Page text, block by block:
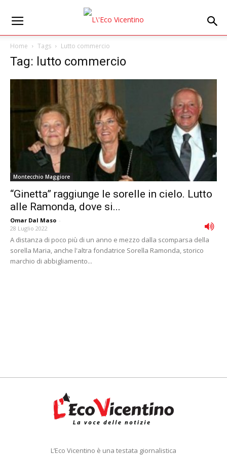
Home Tags Lutto commercio
Tag: lutto commercio
Montecchio Maggiore
“Ginetta” raggiunge le sorelle in cielo. Lutto
alle Ramonda, dove si...
Omar Dal Maso -
28 Luglio 2022
A distanza di poco più di un anno e mezzo dalla scomparsa della
sorella Maria, anche l'altra fondatrice Sorella Ramonda, storico
marchio di abbigliamento...
L’Eco Vicentino è una testata giornalistica